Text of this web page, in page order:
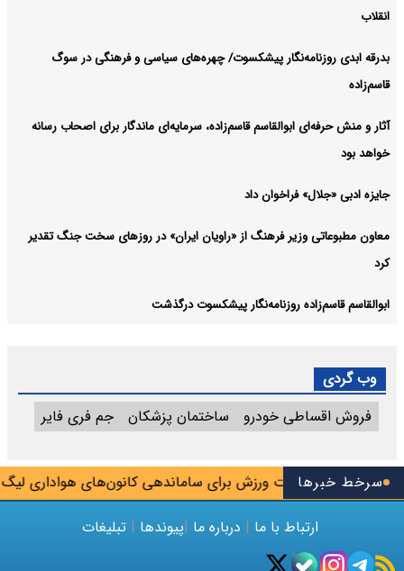
سرخط خبرها
خیز وزارت ورزش برای ساماندهی کانون‌های هواداری لیگ برتر
انقلاب
بدرقه ابدی روزنامه‌نگار پیشکسوت/ چهره‌های سیاسی و فرهنگی در سوگ
قاسم‌زاده
آثار و منش حرفه‌ای ابوالقاسم قاسم‌زاده، سرمایه‌ای ماندگار برای اصحاب رسانه
خواهد بود
جایزه ادبی «جلال» فراخوان داد
معاون مطبوعاتی وزیر فرهنگ از «راویان ایران» در روزهای سخت جنگ تقدیر
کرد
ابوالقاسم قاسم‌زاده روزنامه‌نگار پیشکسوت درگذشت
وب گردی
فروش اقساطی خودرو
ساختمان پزشکان جم فری فایر
ارتباط با ما | درباره ما |پیوندها | تبلیغات